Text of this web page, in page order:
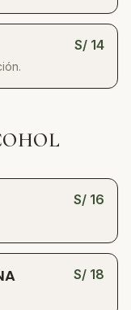
S/ 14
S/ 16
S/ 18